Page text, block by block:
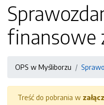
finansowe
OPS w Myśliborzu
Treść do pobrania w